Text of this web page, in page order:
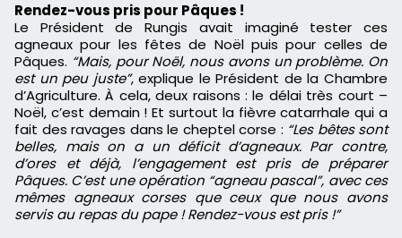
Rendez-vous pris pour Pâques !
Le Président de Rungis avait imaginé tester ces
agneaux pour les fêtes de Noël puis pour celles de
Pâques. “Mais, pour Noël, nous avons un problème. On
est un peu juste”, explique le Président de la Chambre
d’Agriculture. À cela, deux raisons : le délai très court –
Noël, c’est demain ! Et surtout la fièvre catarrhale qui a
fait des ravages dans le cheptel corse : “Les bêtes sont
belles, mais on a un déficit d’agneaux. Par contre,
d’ores et déjà, l’engagement est pris de préparer
Pâques. C’est une opération “agneau pascal”, avec ces
mêmes agneaux corses que ceux que nous avons
servis au repas du pape ! Rendez-vous est pris !”